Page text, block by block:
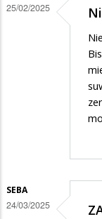
25/02/2025
SEBA
24/03/2025